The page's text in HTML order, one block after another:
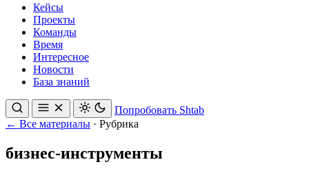
Кейсы
Проекты
Команды
Время
Интересное
Новости
База знаний
Попробовать Shtab
← Все материалы · Рубрика
бизнес-инструменты